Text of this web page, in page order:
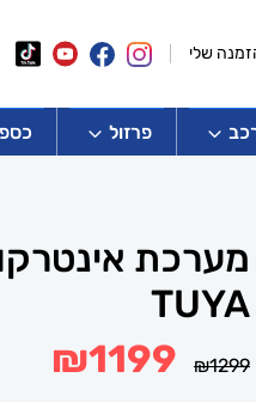
שלי
פרזול
TUYA
₪1299
המחיר
המקורי
₪1199